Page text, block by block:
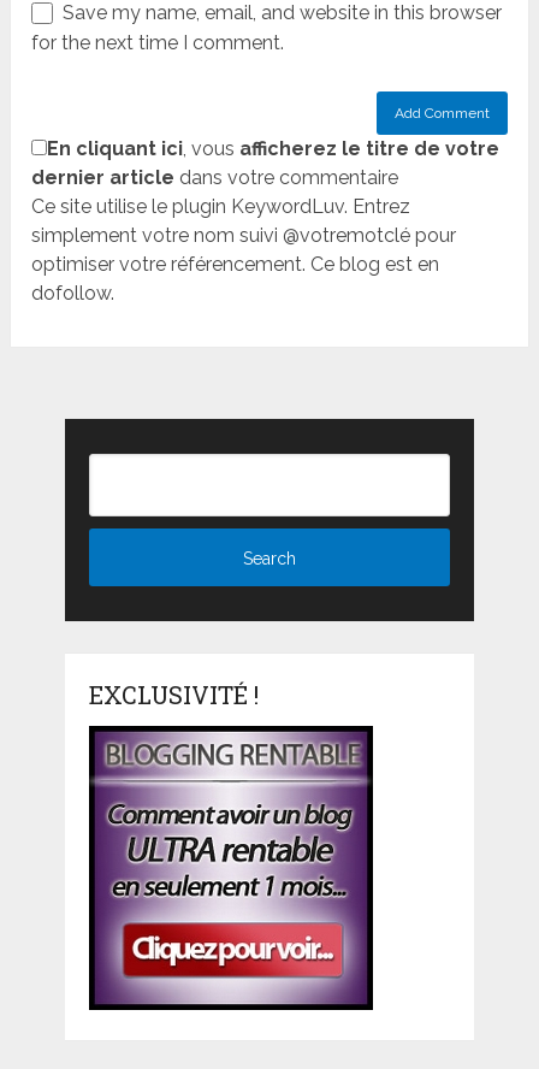
Save my name, email, and website in this browser
for the next time I comment.
En cliquant ici, vous afficherez le titre de votre
dernier article dans votre commentaire
Ce site utilise le plugin KeywordLuv. Entrez
simplement votre nom suivi @votremotclé pour
optimiser votre référencement. Ce blog est en
dofollow.
EXCLUSIVITÉ !